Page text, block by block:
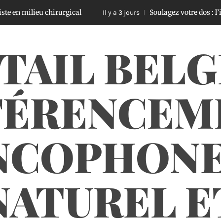
chirurgical Il y a 3 jours Soulagez votre dos : l’impact